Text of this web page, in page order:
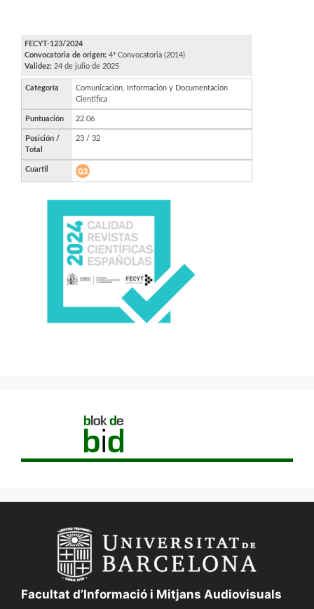
Facultat d’Informació i Mitjans Audiovisuals